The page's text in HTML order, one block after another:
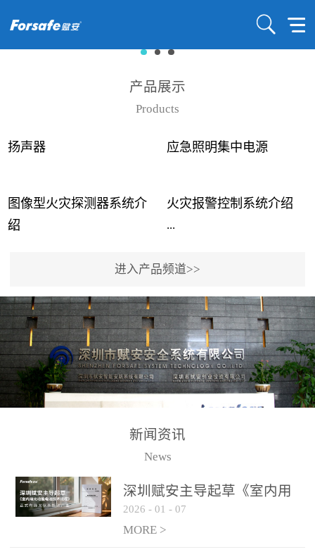
产品展示
Products
扬声器 应急照明集中电源
图像型火灾探测器系统介
绍
...
事故频发，传统的火灾探
测方法已无法满足要求。
尤其是目前众多的大型影
剧院、会议展览中心、体
育馆、大型仓库和隧道空
间等，其建筑结构特殊、
火灾隐患多。一旦发生火
传统的火灾关测器无法被
及时缺发，不能及早发现
和有效扑救火火，这不仅
火灾报警控制系统介绍
...
用了具有仲裁机制和冗余
校验的总线传输技术、线
路状态检测与保护技术、
后向光电感烟探测技术、
高可靠的系统抗干扰技术
等多项专利技术和专有技
警领域三十多年技术积累
和工程实践的结晶。
进入产品频道>>
新闻资讯
News
深圳赋安主导起草《室内用
光动能电池技术规程》 正式
布局光伏新能源产业
2026 - 01 - 07
MORE >